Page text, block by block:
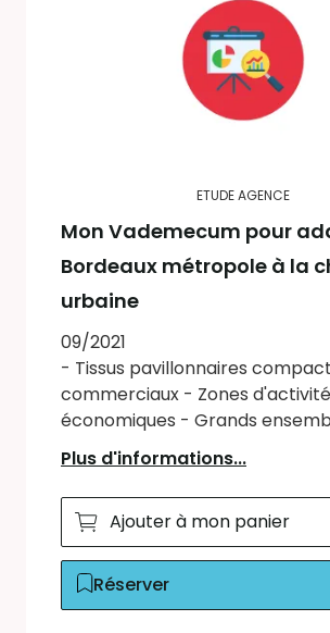
ETUDE AGENCE
Mon Vademecum pour
Bordeaux métropole à la
urbaine
09/2021
- Tissus pavillonnaires
commerciaux - Zones
économiques - Grands
Plus d'informations...
Ajouter à mon panier
Réserver